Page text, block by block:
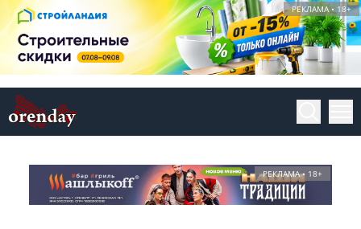
РЕКЛАМА • 18+
РЕКЛАМА • 18+